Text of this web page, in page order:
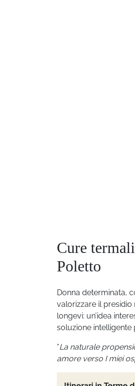
Cure
Poletto
Donna determinata,
valorizzare il
longevi: un’idea
soluzione intelligente
“La naturale
amore verso I miei